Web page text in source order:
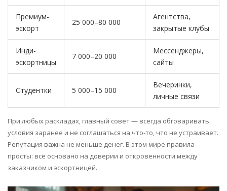
Премиум-
эскорт
25 000–80 000
Агентства,
закрытые клубы
Инди-
эскортницы
7 000–20 000
Мессенджеры,
сайты
Студентки 5 000–15 000
Вечеринки,
личные связи
При любых раскладах, главный совет — всегда обговаривать
условия заранее и не соглашаться на что-то, что не устраивает.
Репутация важна не меньше денег. В этом мире правила
просты: всё основано на доверии и откровенности между
заказчиком и эскортницей.